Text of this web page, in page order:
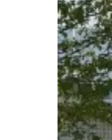
Другие рубрики
Реестр туроператоров
Реестр туристических
агентств Алтайского края